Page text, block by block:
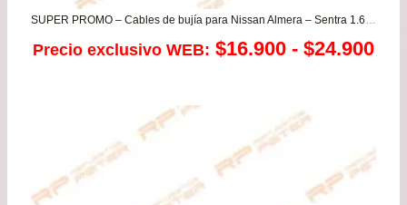
SUPER PROMO – Cables de bujía para Nissan Almera – Sentra 1.6 II – V16 1.6 GA16
Precio exclusivo WEB: $16.900 - $24.900